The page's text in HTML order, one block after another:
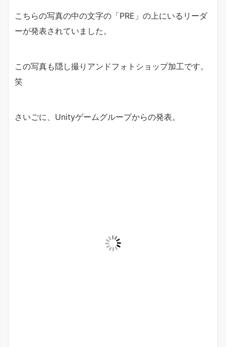
こちらの写真の中の文字の「PRE」の上にいるリーダ
ーが発表されていました。
この写真も隠し撮りアンドフォトショップ加工です。
笑
さいごに、Unityゲームグループからの発表。